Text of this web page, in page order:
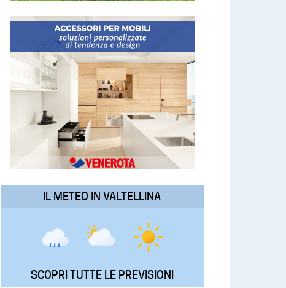
IL METEO IN VALTELLINA
SCOPRI TUTTE LE PREVISIONI